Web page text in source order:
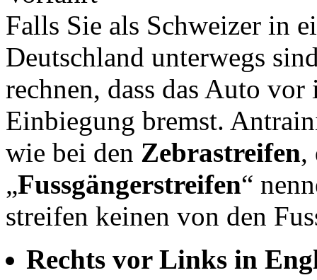
Falls Sie als Schweizer in
Deutschland unterwegs
rechnen, dass das Auto
Einbiegung bremst.
wie bei den Zebrastreifen,
„Fussgängerstreifen“
streifen keinen von den
Rechts vor Links in